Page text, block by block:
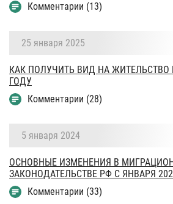
Комментарии (13)
25 января 2025
КАК ПОЛУЧИТЬ ВИД НА ЖИТЕЛЬСТВО
ГОДУ
Комментарии (28)
5 января 2024
ОСНОВНЫЕ ИЗМЕНЕНИЯ В
ЗАКОНОДАТЕЛЬСТВЕ РФ С ЯНВАРЯ
Комментарии (33)